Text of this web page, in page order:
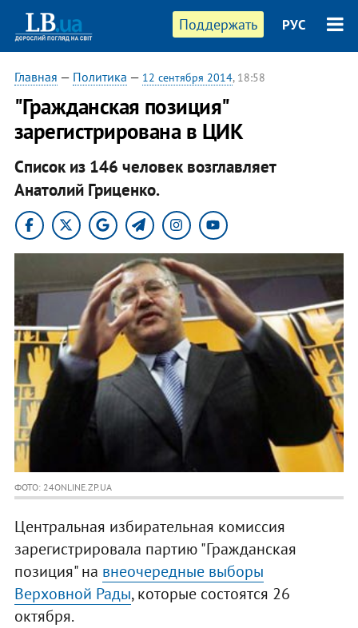
Поддержать РУС
Главная — Политика — 12 сентября 2014, 18:58
"Гражданская позиция"
зарегистрирована в ЦИК
Список из 146 человек возглавляет
Анатолий Гриценко.
ФОТО: 24ONLINE.ZP.UA
Центральная избирательная комиссия
зарегистрировала партию "Гражданская
позиция" на внеочередные выборы
Верховной Рады, которые состоятся 26
октября.